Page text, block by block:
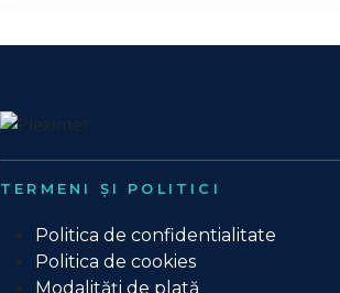
TERMENI ȘI POLITICI
Politica de confidentialitate
Politica de cookies
Modalități de plată